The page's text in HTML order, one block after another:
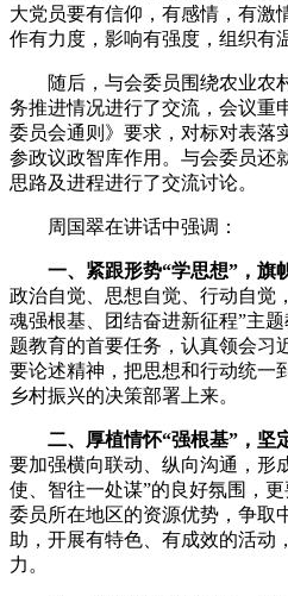
大党员要有信仰，有感情，有激
作有力度，影响有强度，组织有
随后，与会委员围绕农业农
务推进情况进行了交流，会议重
委员会通则》要求，对标对表落
参政议政智库作用。与会委员还
思路及进程进行了交流讨论。
周国翠在讲话中强调：
一、紧跟形势“学思想”，旗
政治自觉、思想自觉、行动自觉
魂强根基、团结奋进新征程”主
题教育的首要任务，认真领会习
要论述精神，把思想和行动统一
乡村振兴的决策部署上来。
二、厚植情怀“强根基”，坚
要加强横向联动、纵向沟通，形
使、智往一处谋”的良好氛围，
委员所在地区的资源优势，争取
助，开展有特色、有成效的活动
力。